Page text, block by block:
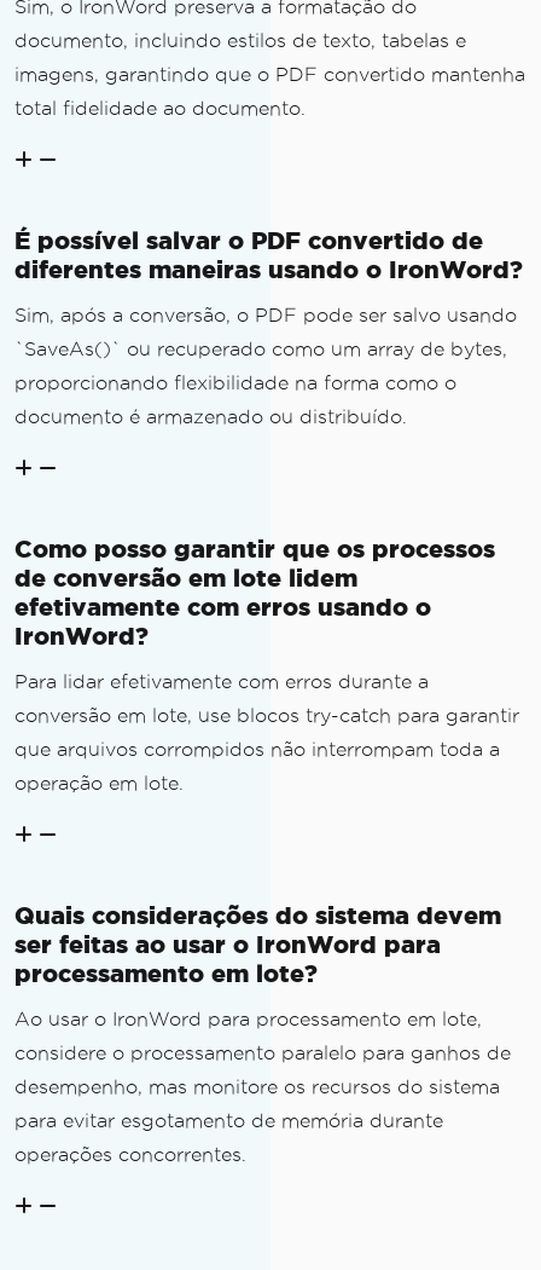
Sim, o IronWord preserva a formatação do
documento, incluindo estilos de texto, tabelas e
imagens, garantindo que o PDF convertido mantenha
total fidelidade ao documento.
É possível salvar o PDF convertido de
diferentes maneiras usando o IronWord?
Sim, após a conversão, o PDF pode ser salvo usando
`SaveAs()` ou recuperado como um array de bytes,
proporcionando flexibilidade na forma como o
documento é armazenado ou distribuído.
Como posso garantir que os processos
de conversão em lote lidem
efetivamente com erros usando o
IronWord?
Para lidar efetivamente com erros durante a
conversão em lote, use blocos try-catch para garantir
que arquivos corrompidos não interrompam toda a
operação em lote.
Quais considerações do sistema devem
ser feitas ao usar o IronWord para
processamento em lote?
Ao usar o IronWord para processamento em lote,
considere o processamento paralelo para ganhos de
desempenho, mas monitore os recursos do sistema
para evitar esgotamento de memória durante
operações concorrentes.